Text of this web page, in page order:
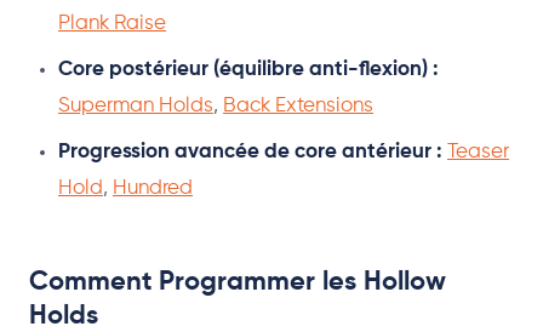
Plank Raise
Core postérieur (équilibre anti-flexion) :
Superman Holds, Back Extensions
Progression avancée de core antérieur :
Teaser
Hold, Hundred
Comment Programmer les Hollow
Holds